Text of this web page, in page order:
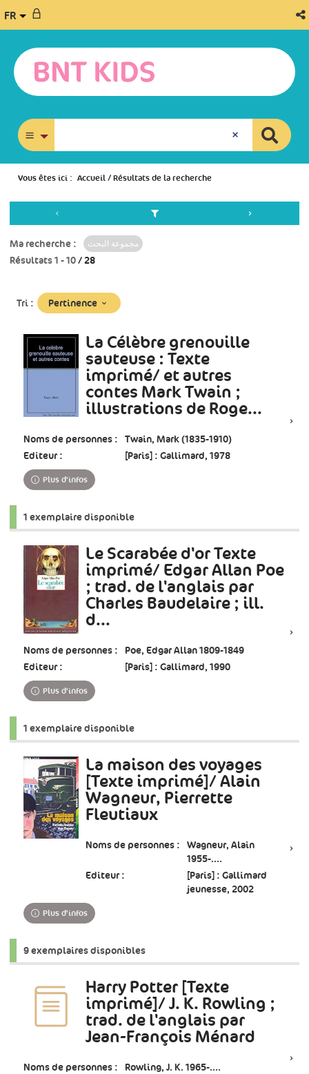
FR
Vous êtes ici : Accueil/Résultats de la recherche
Ma recherche : مجموعة البحث
Résultats1 -10/ 28
Tri : (Mise
immédiate)
Pertinence
La Célèbre grenouille
sauteuse : Texte
imprimé/ et autres
contes Mark Twain ;
illustrations de Roge...
Noms de personnes :
Twain, Mark (1835-1910)
Editeur :
[Paris] : Gallimard, 1978
Plus d'infos
1 exemplaire disponible
Le Scarabée d'or Texte
imprimé/ Edgar Allan Poe
; trad. de l'anglais par
Charles Baudelaire ; ill.
d...
Noms de personnes :
Poe, Edgar Allan 1809-1849
Editeur :
[Paris] : Gallimard, 1990
Plus d'infos
1 exemplaire disponible
La maison des voyages
[Texte imprimé]/ Alain
Wagneur, Pierrette
Fleutiaux
Noms de personnes :
Wagneur, Alain
1955-....
Editeur :
[Paris] : Gallimard
jeunesse, 2002
Plus d'infos
9 exemplaires disponibles
Harry Potter [Texte
imprimé]/ J. K. Rowling ;
trad. de l'anglais par
Jean-François Ménard
Noms de personnes :
Rowling, J. K. 1965-....